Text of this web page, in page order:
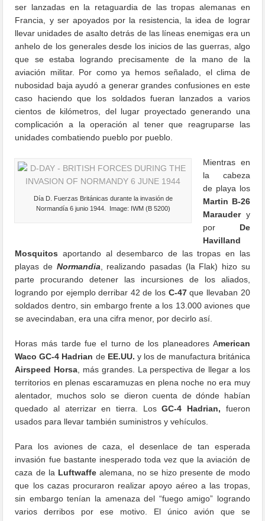
ser lanzadas en la retaguardia de las tropas alemanas en
Francia, y ser apoyados por la resistencia, la idea de lograr
llevar unidades de asalto detrás de las líneas enemigas era un
anhelo de los generales desde los inicios de las guerras, algo
que se estaba logrando precisamente de la mano de la
aviación militar. Por como ya hemos señalado, el clima de
nubosidad baja ayudó a generar grandes confusiones en este
caso haciendo que los soldados fueran lanzados a varios
cientos de kilómetros, del lugar proyectado generando una
complicación a la operación al tener que reagruparse las
unidades combatiendo pueblo por pueblo.
Día D. Fuerzas Británicas durante la invasión de
Normandía 6 junio 1944. Image: IWM (B 5200)
Mientras en
la cabeza
de playa los
Martin B-26
Maraudery
por De
Havilland
Mosquitos aportando al desembarco de las tropas en las
playas de Normandia , realizando pasadas (la Flak) hizo su
parte procurando detener las incursiones de los aliados,
logrando por ejemplo derribar 42 de los C-47que llevaban 20
soldados dentro, sin embargo frente a los 13.000 aviones que
se avecindaban, era una cifra menor, por decirlo así.
Horas más tarde fue el turno de los planeadores American
Waco GC-4 Hadrian de EE.UU. y los de manufactura británica
Airspeed Horsa , más grandes. La perspectiva de llegar a los
territorios en plenas escaramuzas en plena noche no era muy
alentador, muchos solo se dieron cuenta de dónde habían
quedado al aterrizar en tierra. LosGC-4 Hadrian, fueron
usados para llevar también suministros y vehículos.
Para los aviones de caza, el desenlace de tan esperada
invasión fue bastante inesperado toda vez que la aviación de
caza de la Luftwaffealemana, no se hizo presente de modo
que los cazas procuraron realizar apoyo aéreo a las tropas,
sin embargo tenían la amenaza del “fuego amigo” logrando
varios derribos por ese motivo. El único avión que se